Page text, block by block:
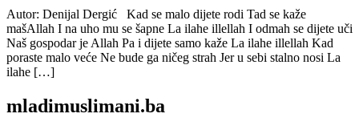
Autor: Denijal Dergić Kad se malo dijete rodi Tad se kaže
mašAllah I na uho mu se šapne La ilahe illellah I odmah se dijete uči
Naš gospodar je Allah Pa i dijete samo kaže La ilahe illellah Kad
poraste malo veće Ne bude ga ničeg strah Jer u sebi stalno nosi La
ilahe […]
mladimuslimani.ba